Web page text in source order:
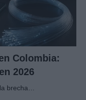
Colombia:
2026
brecha…